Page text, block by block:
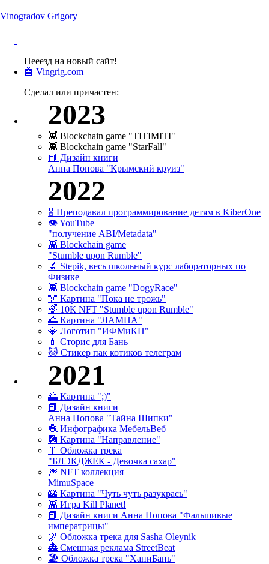
Vinogradov Grigory
Пееезд на новый сайт!
🤖 Vingrig.com
Сделал или причастен:
2023
👾 Blockchain game "TITIMITI"
👾 Blockchain game "StarFall"
📕 Дизайн книги
Анна Попова "Крымский круиз"
2022
🎖 Преподавал программирование детям в KiberOne
👁 YouTube
"получение ABI/Metadata"
👾 Blockchain game
"Stumble upon Rumble"
🔬 Stepik, весь школьный курс лабораторных по
Физике
👾 Blockchain game "DogyRace"
🌁 Картина "Пока не трожь"
🌈 10К NFT "Stumble upon Rumble"
🌅 Картина "ЛАМПА"
💎 Логотип "ИФМиКН"
💄 Сторис для Бань
🐱 Стикер пак котиков телеграм
2021
🌅 Картина ";)"
📕 Дизайн книги
Анна Попова "Тайна Шипки"
🧶 Инфографика МебельВеб
🎑 Картина "Направление"
🎇 Обложка трека
"БЛЭКДЖЕК - Девочка сахар"
🎆 NFT коллекция
MimuSpace
🌇 Картина "Чуть чуть разукрась"
👾 Игра Kill Planet!
📕 Дизайн книги Анна Попова "Фальшивые
императрицы"
🌌 Обложка трека для Sasha Oleynik
🏯 Смешная реклама StreetBeat
🏖 Обложка трека "ХаниБань"